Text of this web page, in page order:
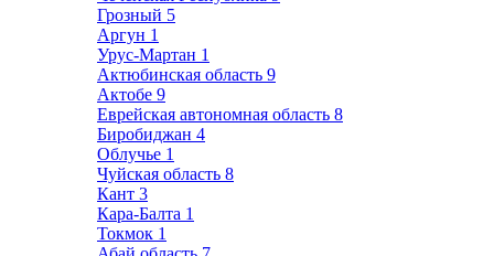
Грозный 5
Аргун 1
Урус-Мартан 1
Актюбинская область 9
Актобе 9
Еврейская автономная область 8
Биробиджан 4
Облучье 1
Чуйская область 8
Кант 3
Кара-Балта 1
Токмок 1